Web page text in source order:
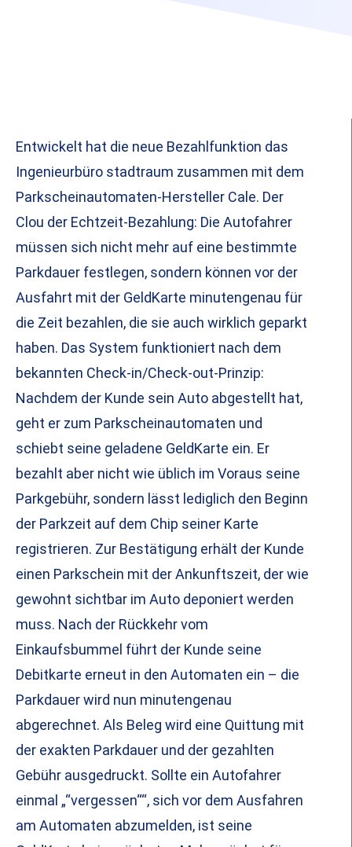
Entwickelt hat die neue Bezahlfunktion das
Ingenieurbüro stadtraum zusammen mit dem
Parkscheinautomaten-Hersteller Cale. Der
Clou der Echtzeit-Bezahlung: Die Autofahrer
müssen sich nicht mehr auf eine bestimmte
Parkdauer festlegen, sondern können vor der
Ausfahrt mit der GeldKarte minutengenau für
die Zeit bezahlen, die sie auch wirklich geparkt
haben. Das System funktioniert nach dem
bekannten Check-in/Check-out-Prinzip:
Nachdem der Kunde sein Auto abgestellt hat,
geht er zum Parkscheinautomaten und
schiebt seine geladene GeldKarte ein. Er
bezahlt aber nicht wie üblich im Voraus seine
Parkgebühr, sondern lässt lediglich den Beginn
der Parkzeit auf dem Chip seiner Karte
registrieren. Zur Bestätigung erhält der Kunde
einen Parkschein mit der Ankunftszeit, der wie
gewohnt sichtbar im Auto deponiert werden
muss. Nach der Rückkehr vom
Einkaufsbummel führt der Kunde seine
Debitkarte erneut in den Automaten ein – die
Parkdauer wird nun minutengenau
abgerechnet. Als Beleg wird eine Quittung mit
der exakten Parkdauer und der gezahlten
Gebühr ausgedruckt. Sollte ein Autofahrer
einmal „“vergessen““, sich vor dem Ausfahren
am Automaten abzumelden, ist seine